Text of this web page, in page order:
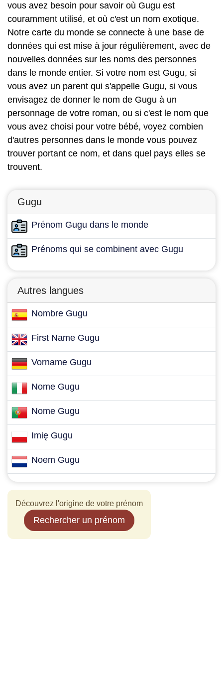
vous avez besoin pour savoir où Gugu est
couramment utilisé, et où c'est un nom exotique.
Notre carte du monde se connecte à une base de
données qui est mise à jour régulièrement, avec de
nouvelles données sur les noms des personnes
dans le monde entier. Si votre nom est Gugu, si
vous avez un parent qui s'appelle Gugu, si vous
envisagez de donner le nom de Gugu à un
personnage de votre roman, ou si c'est le nom que
vous avez choisi pour votre bébé, voyez combien
d'autres personnes dans le monde vous pouvez
trouver portant ce nom, et dans quel pays elles se
trouvent.
Gugu
Prénom Gugu dans le monde
Prénoms qui se combinent avec Gugu
Autres langues
Nombre Gugu
First Name Gugu
Vorname Gugu
Nome Gugu
Nome Gugu
Imię Gugu
Noem Gugu
Découvrez l'origine de votre prénom
Rechercher un prénom